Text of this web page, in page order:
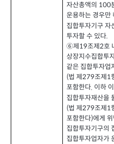
자산총액의 100
운용하는 경우만
집합투자기구 자
투자할 수 있다.
⑥제 19조제2호
상장지수집합투
같은 집합투자업
(법 제279조제 1
포함한다. 이하
집합투자재산을
(법 제279조제1
포함한다)에게
집합투자기구의
집합투자업자가